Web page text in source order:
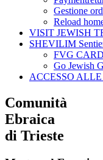
Gestione
Reload
VISIT JEWISH
SHEVILIM
FVG CARD
Go Jewish
ACCESSO
Comunità
Ebraica
di Trieste